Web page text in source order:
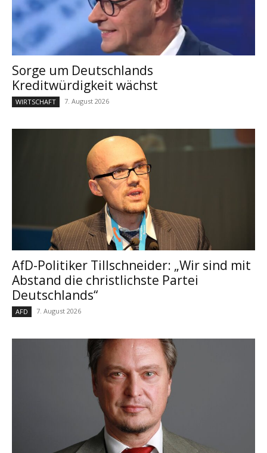
Sorge um Deutschlands
Kreditwürdigkeit wächst
WIRTSCHAFT 7. August 2026
AfD-Politiker Tillschneider: „Wir sind mit
Abstand die christlichste Partei
Deutschlands“
AFD 7. August 2026